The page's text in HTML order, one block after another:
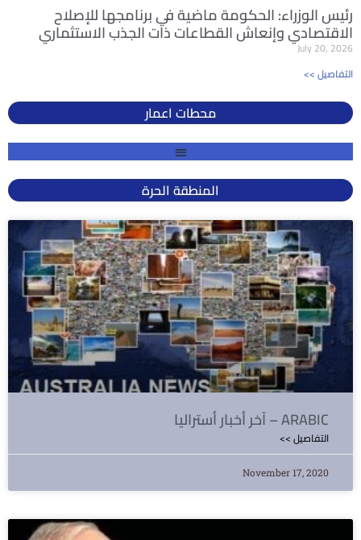
رئيس الوزراء: الحكومة ماضية في برنامجها للإصلاح
الاقتصادي وإنعاش القطاعات ذات الجذب الاستثماري
July 20, 2026
<< التفاصيل
محطات اعمار
المنطقة الحرة
آخر أخبار أستراليا – ARABIC
<< التفاصيل
November 17, 2020